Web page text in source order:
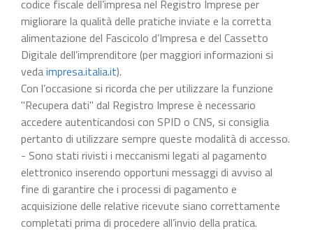
codice fiscale dell’impresa nel Registro Imprese per
migliorare la qualità delle pratiche inviate e la corretta
alimentazione del Fascicolo d’Impresa e del Cassetto
Digitale dell’imprenditore (per maggiori informazioni si
vedaimpresa.italia.it).
Con l’occasione si ricorda che per utilizzare la funzione
"Recupera dati" dal Registro Imprese è necessario
accedere autenticandosi con SPID o CNS, si consiglia
pertanto di utilizzare sempre queste modalità di accesso.
- Sono stati rivisti i meccanismi legati al pagamento
elettronico inserendo opportuni messaggi di avviso al
fine di garantire che i processi di pagamento e
acquisizione delle relative ricevute siano correttamente
completati prima di procedere all’invio della pratica.